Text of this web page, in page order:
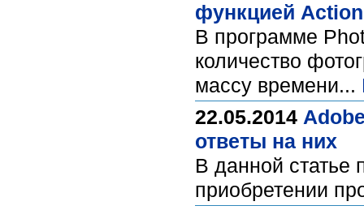
функцией
В программе
количество
массу времени...
22.05.2014
ответы на них
В данной
приобретении